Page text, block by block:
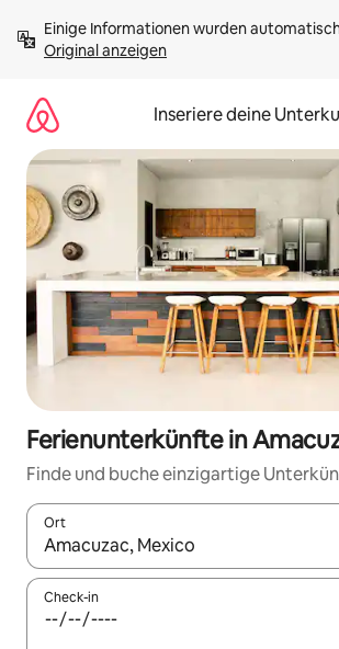
Inhalten
springenOriginal anzeigen
Inseriere deine
Ferienunterkünfte in
Finde und buche einzigartige
Ort
Wenn Ergebnisse verfügbar sind,
Check-in